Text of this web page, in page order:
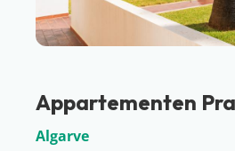
Appartementen
Algarve